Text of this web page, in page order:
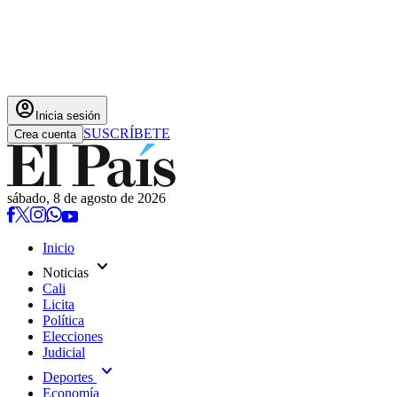
account_circle Inicia sesión
Crea cuenta SUSCRÍBETE
sábado, 8 de agosto de 2026
Inicio
Noticias expand_more
Cali
Licita
Política
Elecciones
Judicial
Deportes expand_more
Economía